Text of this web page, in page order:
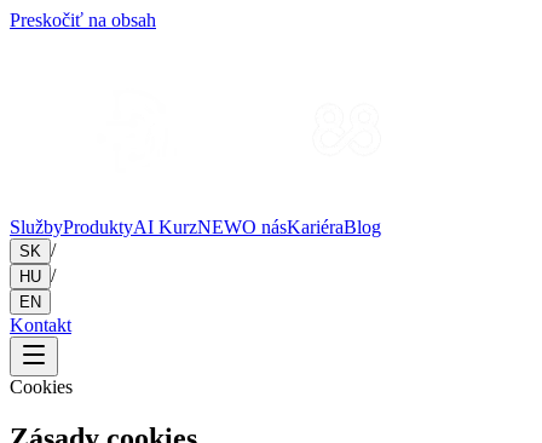
Preskočiť na obsah
SlužbyProduktyAI KurzNEWO násKariéraBlog
SK /
HU /
EN
Kontakt
Cookies